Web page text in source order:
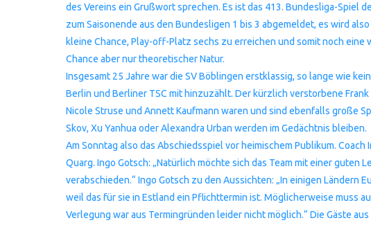
des Vereins ein Grußwort sprechen. Es ist das 413. Bundesliga-Spiel
zum Saisonende aus den Bundesligen 1 bis 3 abgemeldet, es wird
kleine Chance, Play-off-Platz sechs zu erreichen und somit noch
Chance aber nur theoretischer Natur.
Insgesamt 25 Jahre war die SV Böblingen erstklassig, so lange wie
Berlin und Berliner TSC mit hinzuzählt. Der kürzlich verstorbene
Nicole Struse und Annett Kaufmann waren und sind ebenfalls große
Skov, Xu Yanhua oder Alexandra Urban werden im Gedächtnis bleiben.
Am Sonntag also das Abschiedsspiel vor heimischem Publikum.
Quarg. Ingo Gotsch: „Natürlich möchte sich das Team mit einer
verabschieden.“ Ingo Gotsch zu den Aussichten: „In einigen
weil das für sie in Estland ein Pflichttermin ist. Möglicherweise muss
Verlegung war aus Termingründen leider nicht möglich.“ Die Gäste